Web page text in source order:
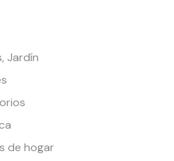
Jardín
de hogar